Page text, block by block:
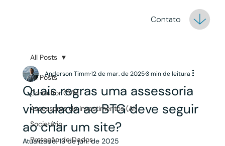
Contato
All Posts
Consultor CVM
Assessores de Investimentos (AI)
Societário
Proteção de Dados
All Posts
Quais regras uma assessoria
vinculada ao BTG deve seguir
ao criar um site?
Anderson Timm12 de mar. de 20253 min de leitura
Atualizado:13 de jun. de 2025